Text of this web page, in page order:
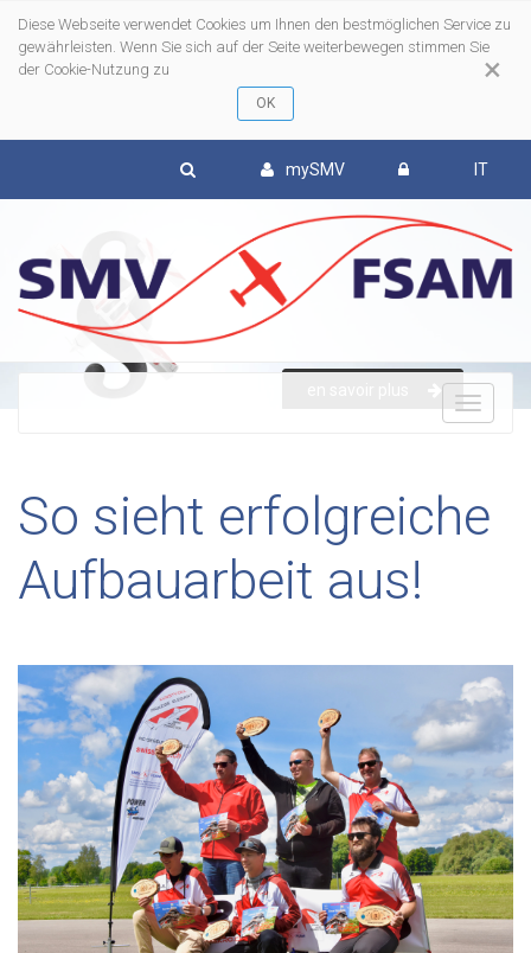
×
Diese Webseite verwendet Cookies um Ihnen den bestmöglichen Service zu
gewährleisten. Wenn Sie sich auf der Seite weiterbewegen stimmen Sie
der Cookie-Nutzung zu
mySMV IT
So sieht erfolgreiche
Aufbauarbeit aus!